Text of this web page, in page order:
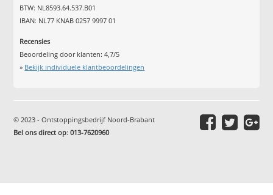
BTW: NL8593.64.537.B01
IBAN: NL77 KNAB 0257 9997 01
Recensies
Beoordeling door klanten:4,7/5
» Bekijk individuele klantbeoordelingen
© 2023 - Ontstoppingsbedrijf Noord-Brabant
Bel ons direct op:013-7620960